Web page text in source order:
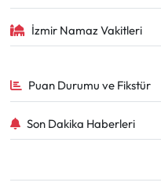
İzmir Namaz Vakitleri
Puan Durumu ve Fikstür
Son Dakika Haberleri